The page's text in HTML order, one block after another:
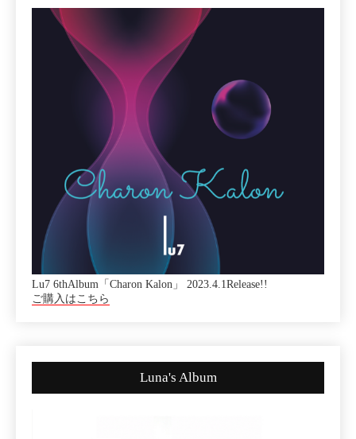
Lu7 6thAlbum「Charon Kalon」 2023.4.1Release!!
ご購入はこちら
Luna's Album